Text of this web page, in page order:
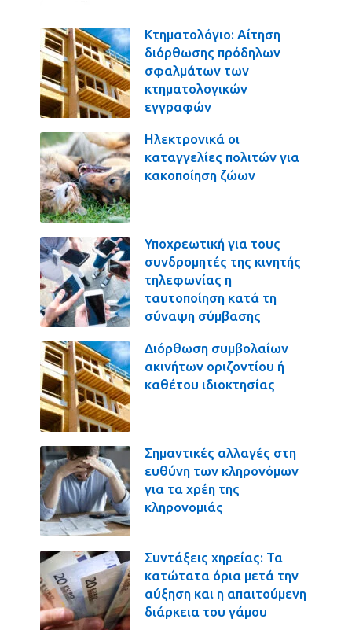
Κτηματολόγιο: Αίτηση
διόρθωσης πρόδηλων
σφαλμάτων των
κτηματολογικών
εγγραφών
Ηλεκτρονικά οι
καταγγελίες πολιτών για
κακοποίηση ζώων
Υποχρεωτική για τους
συνδρομητές της κινητής
τηλεφωνίας η
ταυτοποίηση κατά τη
σύναψη σύμβασης
Διόρθωση συμβολαίων
ακινήτων οριζοντίου ή
καθέτου ιδιοκτησίας
Σημαντικές αλλαγές στη
ευθύνη των κληρονόμων
για τα χρέη της
κληρονομιάς
Συντάξεις χηρείας: Τα
κατώτατα όρια μετά την
αύξηση και η απαιτούμενη
διάρκεια του γάμου